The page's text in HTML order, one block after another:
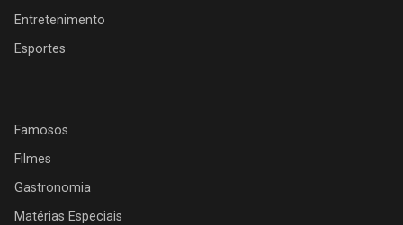
Entretenimento
Esportes
Famosos
Filmes
Gastronomia
Matérias Especiais